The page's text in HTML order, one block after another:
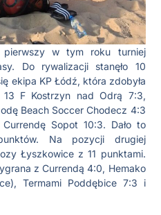
pierwszy w tym roku turniej
Do rywalizacji stanęło 10
ekipa KP Łódź, która zdobyła
13 F Kostrzyn nad Odrą 7:3,
Beach Soccer Chodecz 4:3
Sopot 10:3. Dało to
Na pozycji drugiej
Łyszkowice z 11 punktami.
z Currendą 4:0, Hemako
Termami Poddębice 7:3 i